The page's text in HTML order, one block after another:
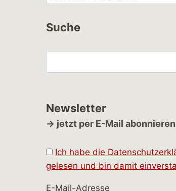
Suche
Newsletter
→ jetzt per E-Mail abonnieren
Ich habe die
gelesen und bin damit
E-Mail-Adresse